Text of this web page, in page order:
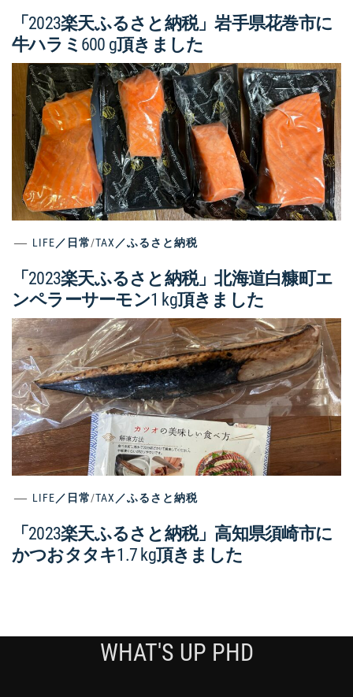
「2023楽天ふるさと納税」岩手県花巻市に
牛ハラミ600 g頂きました
LIFE／日常/TAX／ふるさと納税
「2023楽天ふるさと納税」北海道白糠町エ
ンペラーサーモン1 kg頂きました
LIFE／日常/TAX／ふるさと納税
「2023楽天ふるさと納税」高知県須崎市に
かつおタタキ1.7 kg頂きました
WHAT'S UP PHD